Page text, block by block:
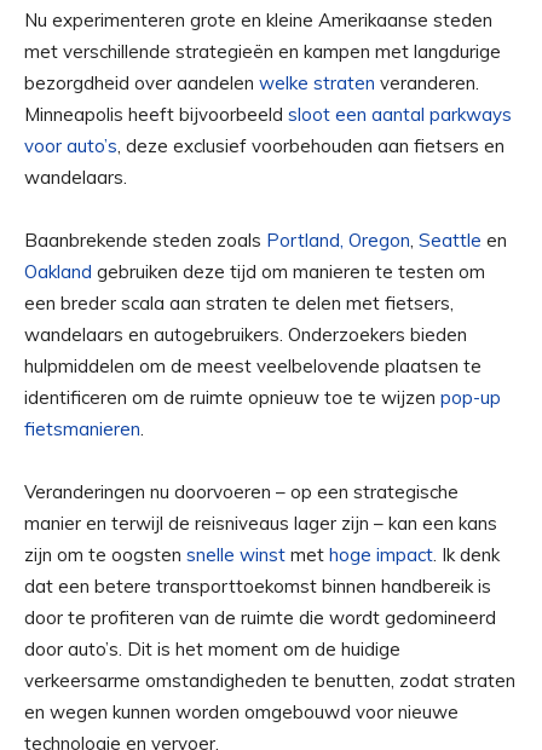
Nu experimenteren grote en kleine Amerikaanse steden
met verschillende strategieën en kampen met langdurige
bezorgdheid over aandelen welke straten veranderen.
Minneapolis heeft bijvoorbeeld sloot een aantal parkways
voor auto’s, deze exclusief voorbehouden aan fietsers en
wandelaars.
Baanbrekende steden zoals Portland, Oregon, Seattle en
Oakland gebruiken deze tijd om manieren te testen om
een ​​breder scala aan straten te delen met fietsers,
wandelaars en autogebruikers. Onderzoekers bieden
hulpmiddelen om de meest veelbelovende plaatsen te
identificeren om de ruimte opnieuw toe te wijzen pop-up
fietsmanieren.
Veranderingen nu doorvoeren – op een strategische
manier en terwijl de reisniveaus lager zijn – kan een kans
zijn om te oogsten snelle winst met hoge impact. Ik denk
dat een betere transporttoekomst binnen handbereik is
door te profiteren van de ruimte die wordt gedomineerd
door auto’s. Dit is het moment om de huidige
verkeersarme omstandigheden te benutten, zodat straten
en wegen kunnen worden omgebouwd voor nieuwe
technologie en vervoer.